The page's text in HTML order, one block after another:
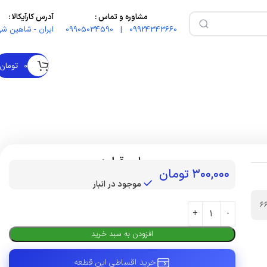
مشاوره و تماس :
09924343660 | 09905034590
آدرس کارآیکالا :
ایران - شاهین
۰ تومان
بهای قطعه :
۳۰۰,۰۰۰ تومان
موجود در انبار
افزودن به سبد خرید
خرید اقساطی این قطعه